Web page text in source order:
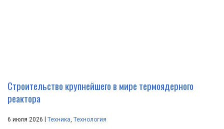
Строительство крупнейшего в мире термоядерного
реактора
6 июля 2026 Техника, Технология